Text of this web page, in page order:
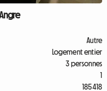
Autre
Logement entier
3 personnes
1
185418